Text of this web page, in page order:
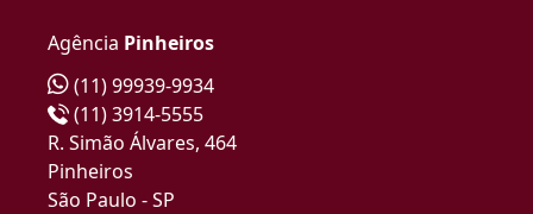
Agência Pinheiros
(11) 99939-9934
(11) 3914-5555
R. Simão Álvares, 464
Pinheiros
São Paulo - SP